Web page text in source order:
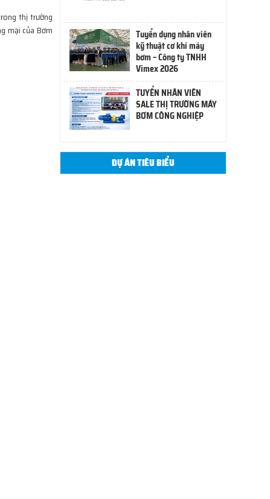
thị trường
mại của Bơm
Tuyển dụng nhân viên
kỹ thuật cơ khí máy
bơm – Công ty TNHH
Vimex 2026
TUYỂN NHÂN VIÊN
SALE THỊ TRƯỜNG MÁY
BƠM CÔNG NGHIỆP
DỰ ÁN TIÊU BIỂU